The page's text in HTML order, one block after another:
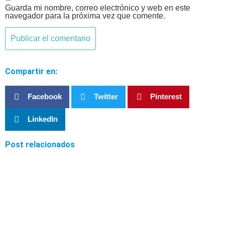
Guarda mi nombre, correo electrónico y web en este
navegador para la próxima vez que comente.
Compartir en:
Facebook Twitter Pinterest
LinkedIn
Post relacionados